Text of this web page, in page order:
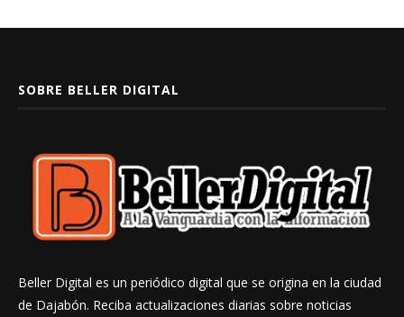
SOBRE BELLER DIGITAL
Beller Digital es un periódico digital que se origina en la ciudad
de Dajabón. Reciba actualizaciones diarias sobre noticias